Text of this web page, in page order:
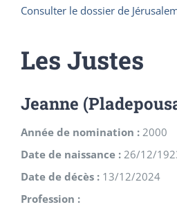
Consulter le dossier de
Les Justes
Jeanne
Année de nomination : 2000
Date de naissance : 26/12/
Date de décès : 13/12/2024
Profession :